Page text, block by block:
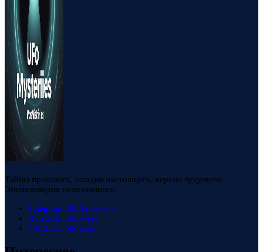
Тайны прошлого, загадки настоящего, версии будущего.
Энциклопедия непознанного.
Telegram 88k Followers
RSS 23k Followers
VK 23k Followers